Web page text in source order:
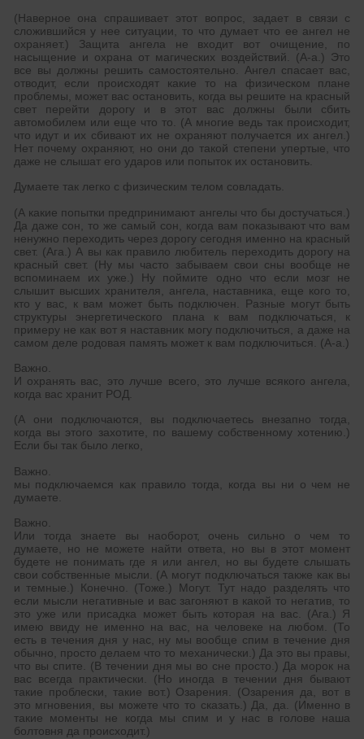
(Наверное она спрашивает этот вопрос, задает в связи с
сложившийся у нее ситуации, то что думает что ее ангел не
охраняет.) Защита ангела не входит вот очищение, по
насыщение и охрана от магических воздействий. (А-а.) Это
все вы должны решить самостоятельно. Ангел спасает вас,
отводит, если происходят какие то на физическом плане
проблемы, может вас остановить, когда вы решите на красный
свет перейти дорогу и в этот вас должны были сбить
автомобилем или еще что то. (А многие ведь так происходит,
что идут и их сбивают их не охраняют получается их ангел.)
Нет почему охраняют, но они до такой степени упертые, что
даже не слышат его ударов или попыток их остановить.
Думаете так легко с физическим телом совладать.
(А какие попытки предпринимают ангелы что бы достучаться.)
Да даже сон, то же самый сон, когда вам показывают что вам
ненужно переходить через дорогу сегодня именно на красный
свет. (Ага.) А вы как правило любитель переходить дорогу на
красный свет. (Ну мы часто забываем свои сны вообще не
вспоминаем их уже.) Ну поймите одно что если мозг не
слышит высших хранителя, ангела, наставника, еще кого то,
кто у вас, к вам может быть подключен. Разные могут быть
структуры энергетического плана к вам подключаться, к
примеру не как вот я наставник могу подключиться, а даже на
самом деле родовая память может к вам подключиться. (А-а.)
Важно.
И охранять вас, это лучше всего, это лучше всякого ангела,
когда вас хранит РОД.
(А они подключаются, вы подключаетесь внезапно тогда,
когда вы этого захотите, по вашему собственному хотению.)
Если бы так было легко,
Важно.
мы подключаемся как правило тогда, когда вы ни о чем не
думаете.
Важно.
Или тогда знаете вы наоборот, очень сильно о чем то
думаете, но не можете найти ответа, но вы в этот момент
будете не понимать где я или ангел, но вы будете слышать
свои собственные мысли. (А могут подключаться также как вы
и темные.) Конечно. (Тоже.) Могут. Тут надо разделять что
если мысли негативные и вас загоняют в какой то негатив, то
это уже или присадка может быть которая на вас. (Ага.) Я
имею ввиду не именно на вас, на человеке на любом. (То
есть в течения дня у нас, ну мы вообще спим в течение дня
обычно, просто делаем что то механически.) Да это вы правы,
что вы спите. (В течении дня мы во сне просто.) Да морок на
вас всегда практически. (Но иногда в течении дня бывают
такие проблески, такие вот.) Озарения. (Озарения да, вот в
это мгновения, вы можете что то сказать.) Да, да. (Именно в
такие моменты не когда мы спим и у нас в голове наша
болтовня да происходит.)